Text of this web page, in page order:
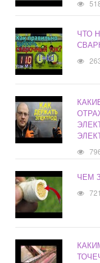
ЧТО
ЧЕМ